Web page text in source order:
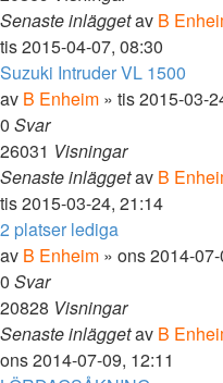
Senaste inläggetav B
tis 2015-04-07, 08:30
Suzuki Intruder VL 1500
av B Enheim » tis 2015-03-
0 Svar
26031 Visningar
Senaste inläggetav B
tis 2015-03-24, 21:14
2 platser lediga
av B Enheim » ons 2014-
0 Svar
20828 Visningar
Senaste inläggetav B
ons 2014-07-09, 12:11